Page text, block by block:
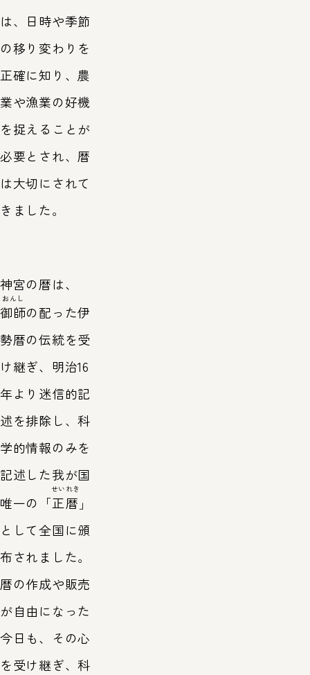
は、日時や季節
の移り変わりを
正確に知り、農
業や漁業の好機
を捉えることが
必要とされ、暦
は大切にされて
きました。
神宮の暦は、
御師
おんし
の配った伊
勢暦の伝統を受
け継ぎ、明治16
年より迷信的記
述を排除し、科
学的情報のみを
記述した我が国
唯一の「正暦
せいれき
」
として全国に頒
布されました。
暦の作成や販売
が自由になった
今日も、その心
を受け継ぎ、科